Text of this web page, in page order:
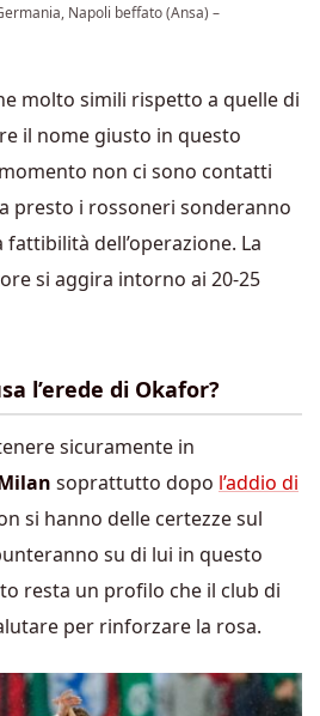
Napoli beffato (Ansa) –
molto simili rispetto a quelle di
il nome giusto in questo
non ci sono contatti
presto i rossoneri sonderanno
dell’operazione. La
si aggira intorno ai 20-25
l’erede di Okafor?
sicuramente in
soprattutto dopo l’addio di
si hanno delle certezze sul
su di lui in questo
resta un profilo che il club di
per rinforzare la rosa.